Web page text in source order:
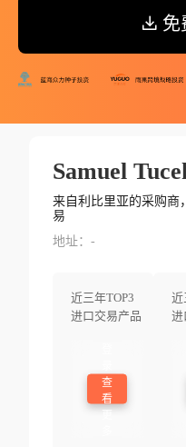
免
Samuel
来自利比里亚的采购商
易
地址：-
近三年TOP3
进口交易产品
查
看
近
进